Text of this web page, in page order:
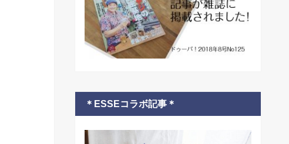
＊ESSEコラボ記事＊